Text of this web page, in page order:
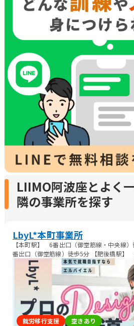
LIIMO阿波座とよく
隣の事業所を探す
LbyL*本町事業所
【本町駅】 6番出口（御堂筋線・中央線
番出口（御堂筋線）徒歩5分 【肥後橋駅】
徒歩8分
就労移行支援 空きあり